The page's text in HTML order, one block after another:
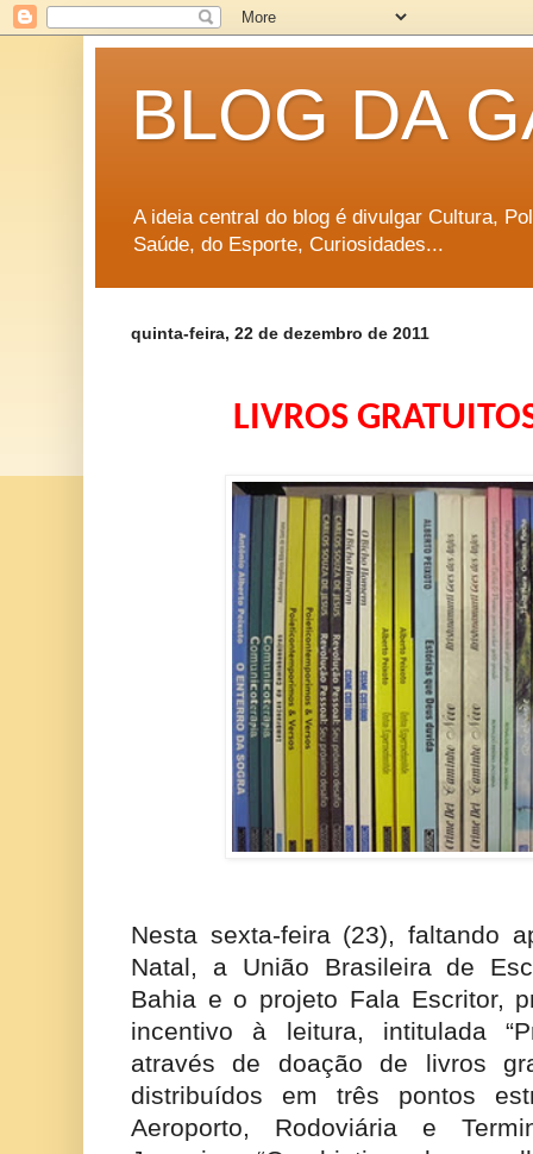
BLOG DA
A ideia central do blog é divulgar Cultura,
Saúde, do Esporte, Curiosidades...
quinta-feira, 22 de dezembro de 2011
LIVROS
Nesta sexta-feira (23), faltando
Natal, a União Brasileira de
Bahia e o projeto Fala Escritor,
incentivo à leitura, intitulada
através de doação de livros
distribuídos em três pontos
Aeroporto, Rodoviária e